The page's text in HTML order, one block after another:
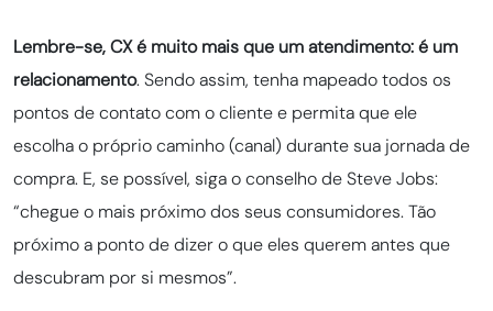
Lembre-se, CX é muito mais que um atendimento: é um
relacionamento.Sendo assim, tenha mapeado todos os
pontos de contato com o cliente e permita que ele
escolha o próprio caminho (canal) durante sua jornada de
compra. E, se possível, siga o conselho de Steve Jobs:
“chegue o mais próximo dos seus consumidores. Tão
próximo a ponto de dizer o que eles querem antes que
descubram por si mesmos”.